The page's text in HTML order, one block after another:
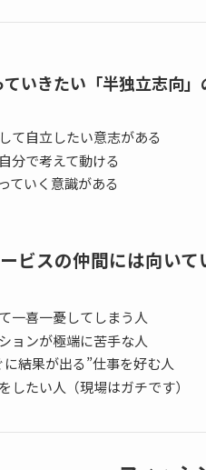
いきたい「半独立志向」
て自立したい意志がある
分で考えて動ける
ていく意識がある
ビスの仲間には向いて
一喜一憂してしまう人
ョンが極端に苦手な人
結果が出る”仕事を好む人
したい人（現場はガチです）